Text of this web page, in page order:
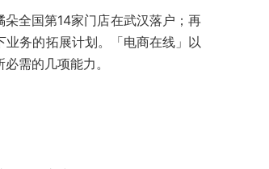
全国第14家门店在武汉落户；再
务的拓展计划。「电商在线」以
需的几项能力。